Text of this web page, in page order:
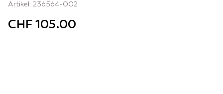
Artikel: 236564-002
CHF 105.00